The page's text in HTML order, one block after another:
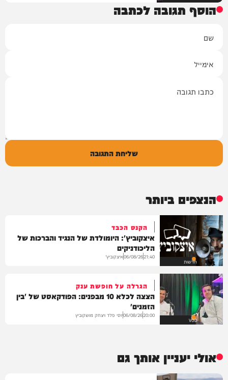
הוסף תגובה לכתבה
שליחת התגובה
הנצפים ביותר
חדשות
הקנס הכבד
איצקוביץ': היומולדת של הנגיד והברכות של
הליכודניקים
21:40
06/08/26איצקוביץ'
VOD
הגרלה על חופשת ענק
הצצה לכלא 10 מבפנים: הפודקאסט של 'בין
הזמנים'
20:00
06/08/26יוסי פלד ויצחק מושקוביץ
אולי יעניין אותך גם